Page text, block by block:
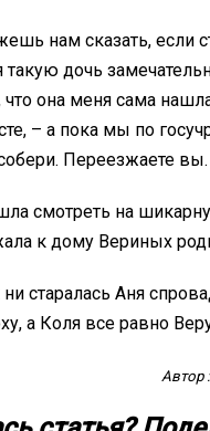
нам сказать, если
дочь
она меня сама
– а пока мы по
Переезжаете вы.
смотреть на
к дому Вериных
старалась Аня
а Коля все равно
Автор